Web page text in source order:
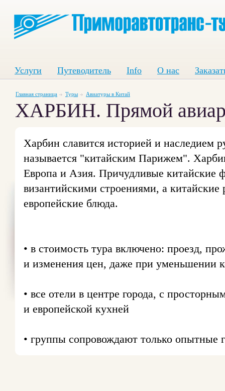
Услуги Путеводитель Info О нас
Главная страница Туры Авиатуры в Китай
ХАРБИН. Прямой
Харбин славится историей и наследием
называется "китайским Парижем".
Европа и Азия. Причудливые китайские
византийскими строениями, а
европейские блюда.
• в стоимость тура включено: проезд,
и изменения цен, даже при уменьшении
• все отели в центре города, с
и европейской кухней
• группы сопровождают только опытные